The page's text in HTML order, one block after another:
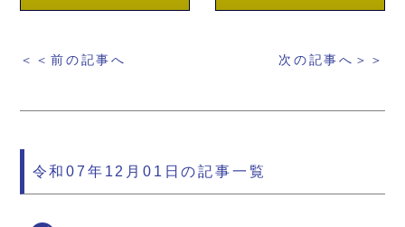
＜＜前の記事へ 次の記事へ＞＞
令和07年12月01日の記事一覧